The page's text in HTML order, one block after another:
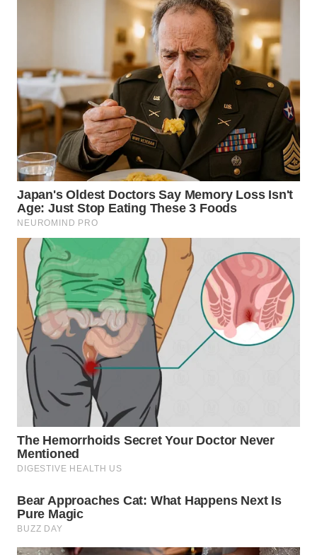
WN
BEKASI
WN
BOGOR
WN
DEPOK
WN
TAPANULI
UTARA
WN
SAMOSIR
WN
PADANG
LAWAS
WN
SUMEDANG
WN
WN
KEPULAUAN
SERIBU